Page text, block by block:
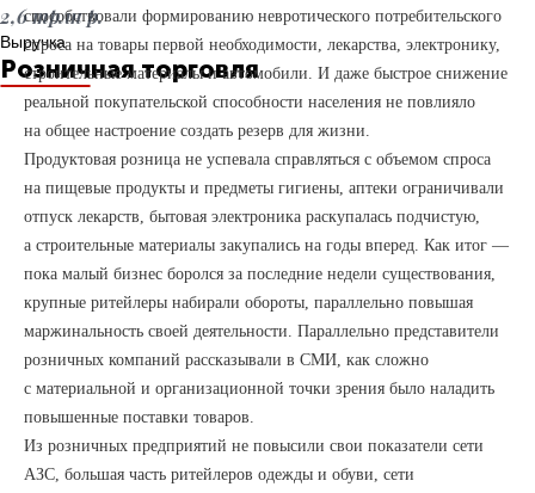
2,6 трлн р.
Выручка
Розничная торговля
способствовали формированию невротического потребительского
спроса на товары первой необходимости, лекарства, электронику,
строительные материалы и автомобили. И даже быстрое снижение
реальной покупательской способности населения не повлияло
на общее настроение создать резерв для жизни.
Продуктовая розница не успевала справляться с объемом спроса
на пищевые продукты и предметы гигиены, аптеки ограничивали
отпуск лекарств, бытовая электроника раскупалась подчистую,
а строительные материалы закупались на годы вперед. Как итог —
пока малый бизнес боролся за последние недели существования,
крупные ритейлеры набирали обороты, параллельно повышая
маржинальность своей деятельности. Параллельно представители
розничных компаний рассказывали в СМИ, как сложно
с материальной и организационной точки зрения было наладить
повышенные поставки товаров.
Из розничных предприятий не повысили свои показатели сети
АЗС, большая часть ритейлеров одежды и обуви, сети